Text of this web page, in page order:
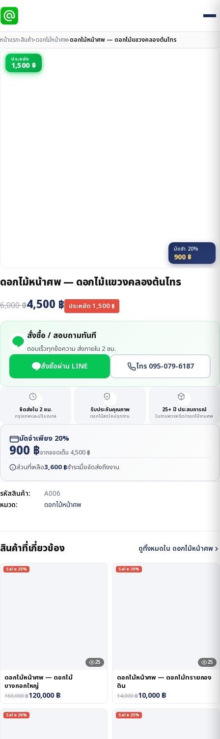
หน้าแรก›สินค้า›ดอกไม้หน้าศพ›ดอกไม้หน้าศพ — ดอกไม้แขวงคลองต้นไทร
ประหยัด
1,500 ฿
มัดจำ 20%
900 ฿
ดอกไม้หน้าศพ — ดอกไม้แขวงคลองต้นไทร
6,000฿4,500 ฿ ประหยัด 1,500 ฿
สั่งซื้อ / สอบถามทันที
ตอบเร็วทุกข้อความ ส่งภายใน 2 ชม.
สั่งซื้อผ่าน LINE โทร 095-079-6187
จัดส่งใน 2 ชม.
กรุงเทพและปริมณฑล
รับประกันคุณภาพ
ดอกไม้สดใหม่ทุกงาน
25+ ปี ประสบการณ์
ในงานพวงหรีด/ดอกไม้งานศพ
มัดจำเพียง 20%
900 ฿จากยอดเต็ม 4,500฿
ส่วนที่เหลือ3,600 ฿ชำระเมื่อจัดส่งถึงงาน
รหัสสินค้า:
A006
หมวด:
ดอกไม้หน้าศพ
สินค้าที่เกี่ยวข้อง ดูทั้งหมดใน ดอกไม้หน้าศพ
Sale 25%
25
ดอกไม้หน้าศพ — ดอกไม้
บางกอกใหญ่
160,000฿120,000฿
Sale 29%
25
ดอกไม้หน้าศพ — ดอกไม้ทรายกอง
ดิน
14,000฿10,000฿
Sale 26% Sale 25%